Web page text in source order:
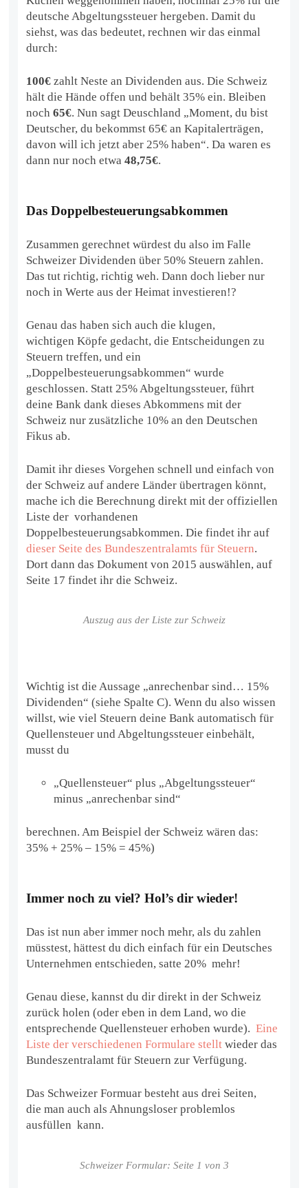
deutsche Abgeltungssteuer hergeben. Damit du
siehst, was das bedeutet, rechnen wir das einmal
durch:
100€ zahlt Neste an Dividenden aus. Die Schweiz
hält die Hände offen und behält 35% ein. Bleiben
noch65€. Nun sagt Deuschland „Moment, du bist
Deutscher, du bekommst 65€ an Kapitalerträgen,
davon will ich jetzt aber 25% haben“. Da waren es
dann nur noch etwa48,75€.
Das Doppelbesteuerungsabkommen
Zusammen gerechnet würdest du also im Falle
Schweizer Dividenden über 50% Steuern zahlen.
Das tut richtig, richtig weh. Dann doch lieber nur
noch in Werte aus der Heimat investieren!?
Genau das haben sich auch die klugen,
wichtigen Köpfe gedacht, die Entscheidungen zu
Steuern treffen, und ein
„Doppelbesteuerungsabkommen“ wurde
geschlossen. Statt 25% Abgeltungssteuer, führt
deine Bank dank dieses Abkommens mit der
Schweiz nur zusätzliche 10% an den Deutschen
Fikus ab.
Damit ihr dieses Vorgehen schnell und einfach von
der Schweiz auf andere Länder übertragen könnt,
mache ich die Berechnung direkt mit der offiziellen
Liste der vorhandenen
Doppelbesteuerungsabkommen. Die findet ihr auf
dieser Seite des Bundeszentralamts für Steuern.
Dort dann das Dokument von 2015 auswählen, auf
Seite 17 findet ihr die Schweiz.
Auszug aus der Liste zur Schweiz
Wichtig ist die Aussage „anrechenbar sind… 15%
Dividenden“ (siehe Spalte C). Wenn du also wissen
willst, wie viel Steuern deine Bank automatisch für
Quellensteuer und Abgeltungssteuer einbehält,
musst du
„Quellensteuer“ plus „Abgeltungssteuer“
minus „anrechenbar sind“
berechnen. Am Beispiel der Schweiz wären das:
35% + 25% – 15% = 45%)
Immer noch zu viel? Hol’s dir wieder!
Das ist nun aber immer noch mehr, als du zahlen
müsstest, hättest du dich einfach für ein Deutsches
Unternehmen entschieden, satte 20% mehr!
Genau diese, kannst du dir direkt in der Schweiz
zurück holen (oder eben in dem Land, wo die
entsprechende Quellensteuer erhoben wurde).Eine
Liste der verschiedenen Formulare stelltwieder das
Bundeszentralamt für Steuern zur Verfügung.
Das Schweizer Formuar besteht aus drei Seiten,
die man auch als Ahnungsloser problemlos
ausfüllen kann.
Schweizer Formular: Seite 1 von 3